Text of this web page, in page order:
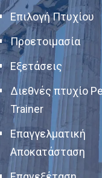
Επιλογή Πτυχίου
Προετοιμασία
Εξετάσεις
Διεθνές πτυχίο
Trainer
Επαγγελματική
Αποκατάσταση